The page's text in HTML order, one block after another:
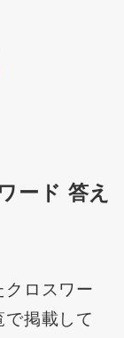
ード 答え
クロスワー
で掲載して